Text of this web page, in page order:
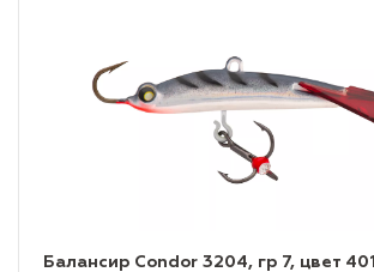
Балансир Condor 3204, гр 7, цвет 401